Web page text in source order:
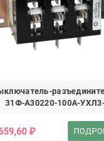
31Ф-А30220-100А-
₽